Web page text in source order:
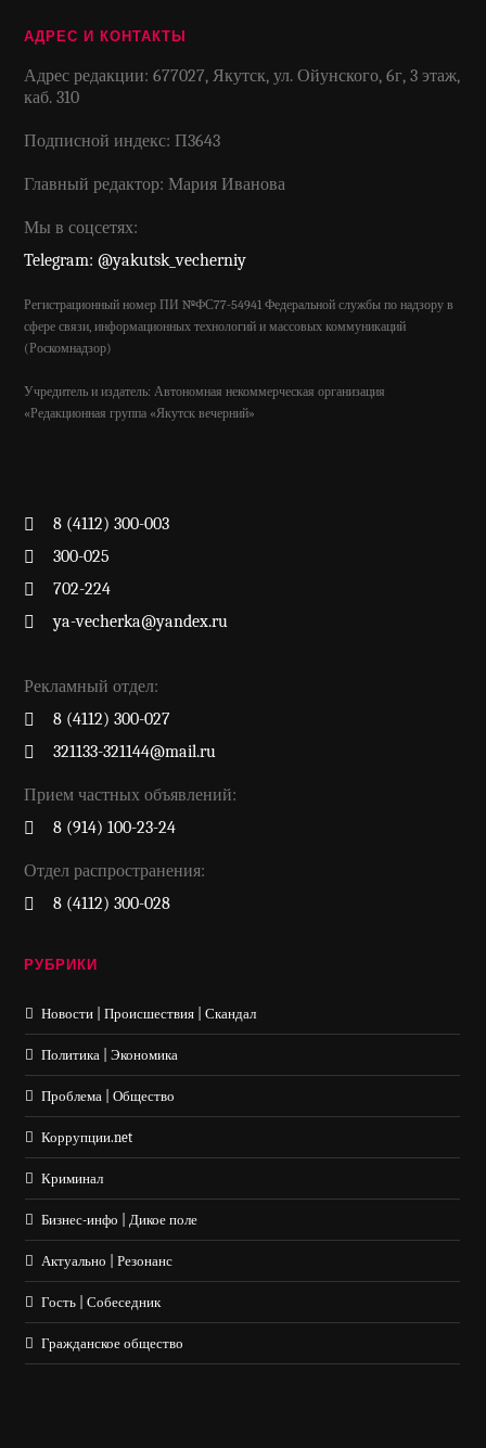
АДРЕС И КОНТАКТЫ
Адрес редакции: 677027, Якутск, ул. Ойунского, 6г, 3 этаж,
каб. 310
Подписной индекс: П3643
Главный редактор: Мария Иванова
Мы в соцсетях:
Telegram: @yakutsk_vecherniy
Регистрационный номер ПИ №ФС77-54941 Федеральной службы по надзору в
сфере связи, информационных технологий и массовых коммуникаций
(Роскомнадзор)
Учредитель и издатель: Автономная некоммерческая организация
«Редакционная группа «Якутск вечерний»
8 (4112) 300-003
300-025
702-224
ya-vecherka@yandex.ru
Рекламный отдел:
8 (4112) 300-027
321133-321144@mail.ru
Прием частных объявлений:
8 (914) 100-23-24
Отдел распространения:
8 (4112) 300-028
РУБРИКИ
Новости | Происшествия | Скандал
Политика | Экономика
Проблема | Общество
Коррупции.net
Криминал
Бизнес-инфо | Дикое поле
Актуально | Резонанс
Гость | Собеседник
Гражданское общество